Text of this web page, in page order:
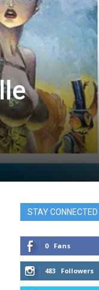
STAY CONNECTED
0 Fans
483 Followers